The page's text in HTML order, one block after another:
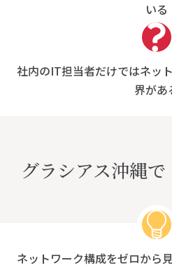
いる
社内のIT担当者だけではネッ
界があ
グラシアス沖縄で
ネットワーク構成をゼロから